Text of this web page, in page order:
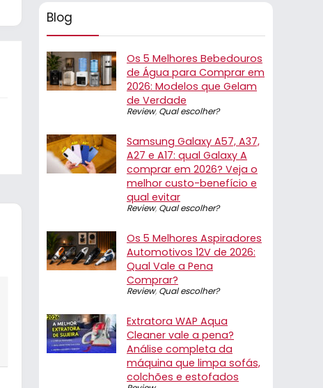
Blog
Os 5 Melhores Bebedouros
de Água para Comprar em
2026: Modelos que Gelam
de Verdade
Review, Qual escolher?
Samsung Galaxy A57, A37,
A27 e A17: qual Galaxy A
comprar em 2026? Veja o
melhor custo-benefício e
qual evitar
Review, Qual escolher?
Os 5 Melhores Aspiradores
Automotivos 12V de 2026:
Qual Vale a Pena
Comprar?
Review, Qual escolher?
Extratora WAP Aqua
Cleaner vale a pena?
Análise completa da
máquina que limpa sofás,
colchões e estofados